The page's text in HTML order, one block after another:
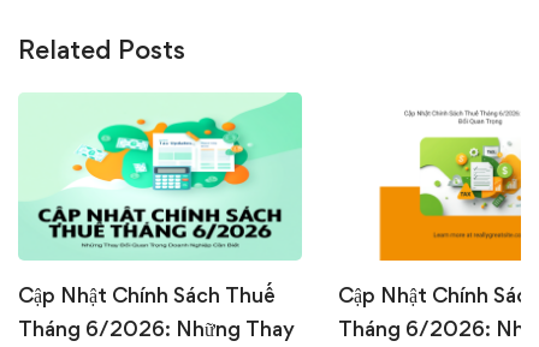
Related Posts
Cập Nhật Chính Sách Thuế
Tháng 6/2026: Những Thay
Cập Nhật Chính
Tháng 6/2026: